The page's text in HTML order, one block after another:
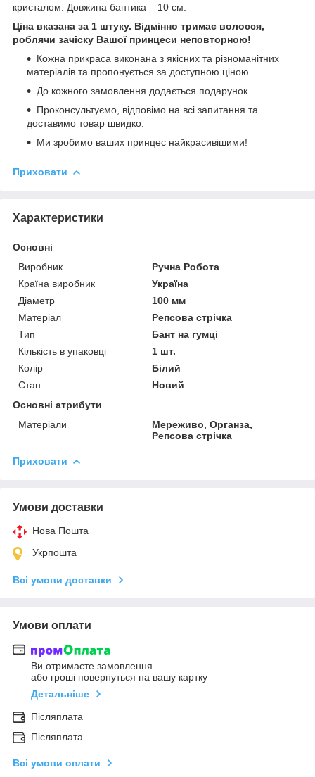
кристалом. Довжина бантика – 10 см.
Ціна вказана за 1 штуку. Відмінно тримає волосся,
роблячи зачіску Вашої принцеси неповторною!
Кожна прикраса виконана з якісних та різноманітних
матеріалів та пропонується за доступною ціною.
До кожного замовлення додається подарунок.
Проконсультуємо, відповімо на всі запитання та
доставимо товар швидко.
Ми зробимо ваших принцес найкрасивішими!
Приховати
Характеристики
Основні
Виробник
Ручна Робота
Країна виробник
Україна
Діаметр
100 мм
Матеріал
Репсова стрічка
Тип
Бант на гумці
Кількість в упаковці
1 шт.
Колір
Білий
Стан
Новий
Основні атрибути
Матеріали
Мереживо, Органза,
Репсова стрічка
Приховати
Умови доставки
Нова Пошта
Укрпошта
Всі умови доставки
Умови оплати
Ви отримаєте замовлення
або гроші повернуться на вашу картку
Детальніше
Післяплата
Післяплата
Всі умови оплати